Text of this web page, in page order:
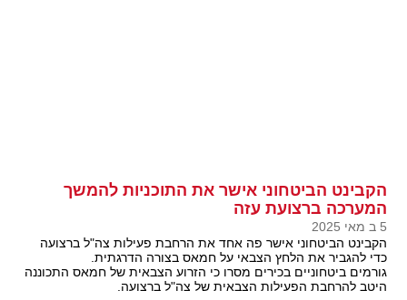
הקבינט הביטחוני אישר את התוכניות להמשך
המערכה ברצועת עזה
5 ב מאי 2025
הקבינט הביטחוני אישר פה אחד את הרחבת פעילות צה"ל ברצועה
כדי להגביר את הלחץ הצבאי על חמאס בצורה הדרגתית.
גורמים ביטחוניים בכירים מסרו כי הזרוע הצבאית של חמאס התכוננה
היטב להרחבת הפעילות הצבאית של צה"ל ברצועה.